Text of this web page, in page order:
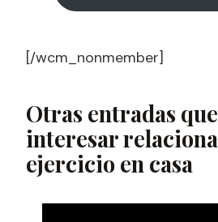
[/wcm_nonmember]
Otras entradas
interesar
ejercicio en casa